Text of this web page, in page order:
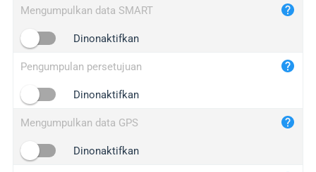
maper.info
2no.co
yip.su
iplogger.info
Mengumpulkan data SMART
Dinonaktifkan
Pengumpulan persetujuan
Dinonaktifkan
Mengumpulkan data GPS
Dinonaktifkan